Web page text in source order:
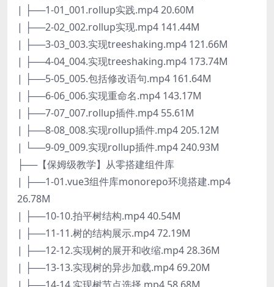
| ├──1-01_001.rollup实践.mp4 20.60M
| ├──2-02_002.rollup实现.mp4 141.44M
| ├──3-03_003.实现treeshaking.mp4 121.66M
| ├──4-04_004.实现treeshaking.mp4 173.74M
| ├──5-05_005.包括修改语句.mp4 161.64M
| ├──6-06_006.实现重命名.mp4 143.17M
| ├──7-07_007.rollup插件.mp4 55.61M
| ├──8-08_008.实现rollup插件.mp4 205.12M
| └──9-09_009.实现rollup插件.mp4 240.93M
├──【保姆级教学】从零搭建组件库
| ├──1-01.vue3组件库monorepo环境搭建.mp4
26.78M
| ├──10-10.拍平树结构.mp4 40.54M
| ├──11-11.树的结构展示.mp4 72.19M
| ├──12-12.实现树的展开和收缩.mp4 28.36M
| ├──13-13.实现树的异步加载.mp4 69.20M